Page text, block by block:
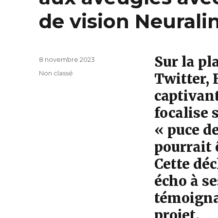
de vision
Sur la
Twitter,
focalise
« puce
pourrait
Cette
écho à
Publié
8 novembre 2023
Catégories
Non classé